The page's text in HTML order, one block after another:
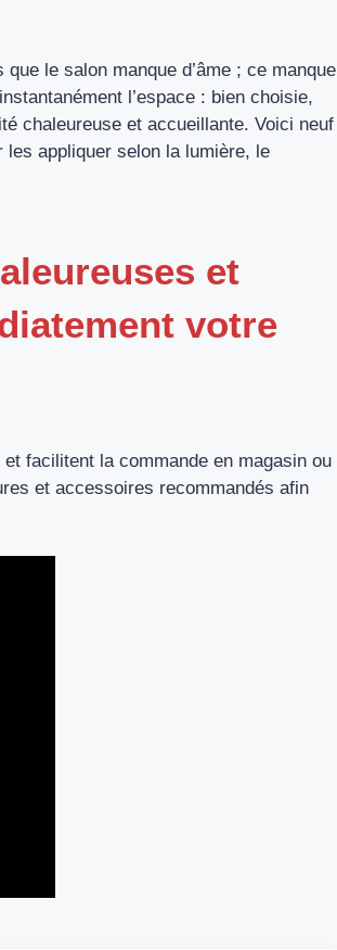
le salon manque d’âme ; ce manque
l’espace : bien choisie,
chaleureuse et accueillante. Voici neuf
les appliquer selon la lumière, le
et
votre
facilitent la commande en magasin ou
et accessoires recommandés afin